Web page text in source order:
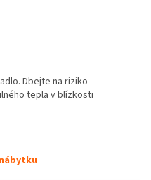
Dbejte na riziko
tepla v blízkosti